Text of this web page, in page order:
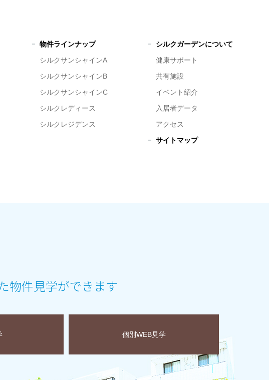
物件ラインナップ
シルクサンシャインA
シルクサンシャインB
シルクサンシャインC
シルクレディース
シルクレジデンス
シルクガーデンについて
健康サポート
共有施設
イベント紹介
入居者データ
アクセス
サイトマップ
物件見学ができます
個別WEB見学